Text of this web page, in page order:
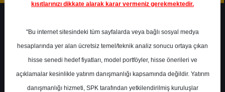
TAVHL- TAV HAVALİMANLARI
HOLDİNG A.Ş.
kısıtlarınızı dikkate alarak karar vermeniz gerekmektedir.
"Bu internet sitesindeki tüm sayfalarda veya bağlı sosyal medya
hesaplarında yer alan ücretsiz temel/teknik analiz sonucu ortaya çıkan
hisse senedi hedef fiyatları, model portföyler, hisse önerileri ve
açıklamalar kesinlikle yatırım danışmanlığı kapsamında değildir. Yatırım
danışmanlığı hizmeti, SPK tarafından yetkilendirilmiş kuruluşlar